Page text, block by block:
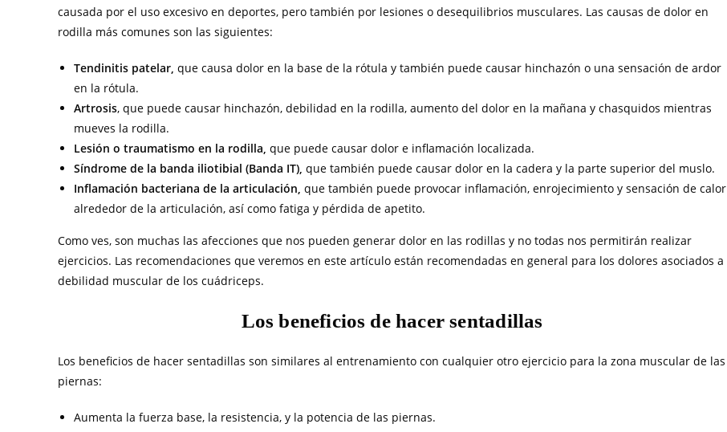
causada por el uso excesivo en deportes, pero también por lesiones o desequilibrios musculares. Las causas de dolor en
rodilla más comunes son las siguientes:
Tendinitis patelar, que causa dolor en la base de la rótula y también puede causar hinchazón o una sensación de ardor
en la rótula.
Artrosis, que puede causar hinchazón, debilidad en la rodilla, aumento del dolor en la mañana y chasquidos mientras
mueves la rodilla.
Lesión o traumatismo en la rodilla, que puede causar dolor e inflamación localizada.
Síndrome de la banda iliotibial (Banda IT), que también puede causar dolor en la cadera y la parte superior del muslo.
Inflamación bacteriana de la articulación, que también puede provocar inflamación, enrojecimiento y sensación de calor
alrededor de la articulación, así como fatiga y pérdida de apetito.
Como ves, son muchas las afecciones que nos pueden generar dolor en las rodillas y no todas nos permitirán realizar
ejercicios. Las recomendaciones que veremos en este artículo están recomendadas en general para los dolores asociados a
debilidad muscular de los cuádriceps.
Los beneficios de hacer sentadillas
Los beneficios de hacer sentadillas son similares al entrenamiento con cualquier otro ejercicio para la zona muscular de las
piernas:
Aumenta la fuerza base, la resistencia, y la potencia de las piernas.